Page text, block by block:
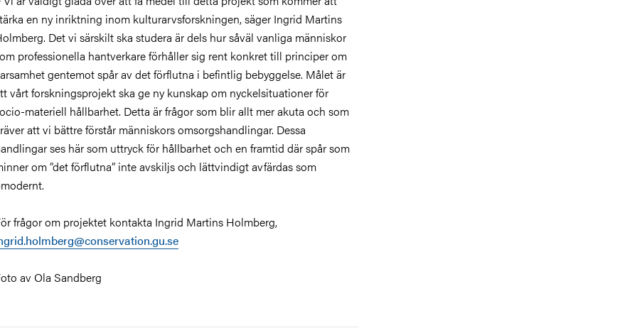
en ny inriktning inom kulturarvsforskningen, säger Ingrid Martins
Det vi särskilt ska studera är dels hur såväl vanliga människor
professionella hantverkare förhåller sig rent konkret till principer om
gentemot spår av det förflutna i befintlig bebyggelse. Målet är
vårt forskningsprojekt ska ge ny kunskap om nyckelsituationer för
materiell hållbarhet. Detta är frågor som blir allt mer akuta och som
att vi bättre förstår människors omsorgshandlingar. Dessa
ses här som uttryck för hållbarhet och en framtid där spår som
om ”det förflutna” inte avskiljs och lättvindigt avfärdas som
frågor om projektet kontakta Ingrid Martins Holmberg,
av Ola Sandberg